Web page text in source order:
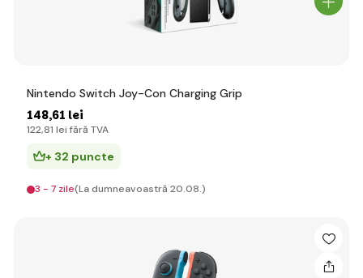
Nintendo Switch Joy-Con Charging Grip
148,61 lei
122,81 lei fără TVA
+ 32 puncte
3 - 7 zile(La dumneavoastră 20.08.)